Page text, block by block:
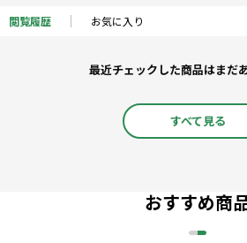
閲覧履歴 お気に入り
最近チェックした商品はまだ
すべて見る
おすすめ商